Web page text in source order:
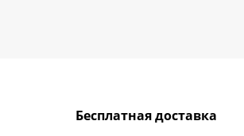
Бесплатная доставка